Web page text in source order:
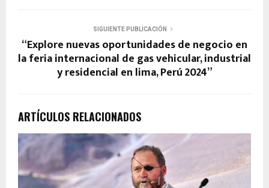
SIGUIENTE PUBLICACIÓN
“Explore nuevas oportunidades de negocio en
la feria internacional de gas vehicular, industrial
y residencial en lima, Perú 2024”
ARTÍCULOS RELACIONADOS